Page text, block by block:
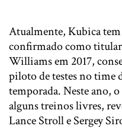
Atualmente, Kubica tem
confirmado como
Williams em 2017,
piloto de testes no time
temporada. Neste ano,
alguns treinos livres,
Lance Stroll e Sergey